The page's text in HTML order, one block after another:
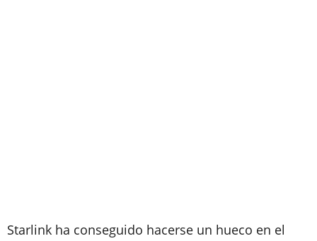
Starlink ha conseguido hacerse un hueco en el